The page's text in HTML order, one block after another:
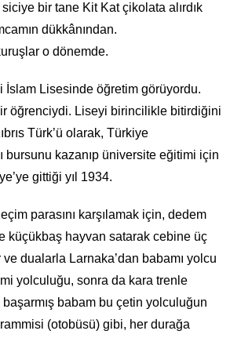
bir tane Kit Kat çikolata alırdık
dükkânından.
o dönemde.
İslam Lisesinde öğretim görüyordu.
öğrenciydi. Liseyi birincilikle bitirdiğini
Türk’ü olarak, Türkiye
bursunu kazanıp üniversite eğitimi için
gittiği yıl 1934.
parasını karşılamak için, dedem
küçükbaş hayvan satarak cebine üç
dualarla Larnaka’dan babamı yolcu
yolculuğu, sonra da kara trenle
babam bu çetin yolculuğun
(otobüsü) gibi, her durağa